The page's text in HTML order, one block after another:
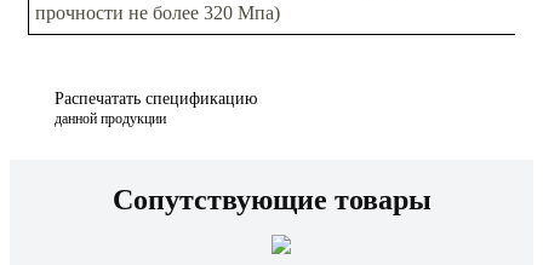
прочности не более 320 Мпа)
Распечатать спецификацию
данной продукции
Сопутствующие товары